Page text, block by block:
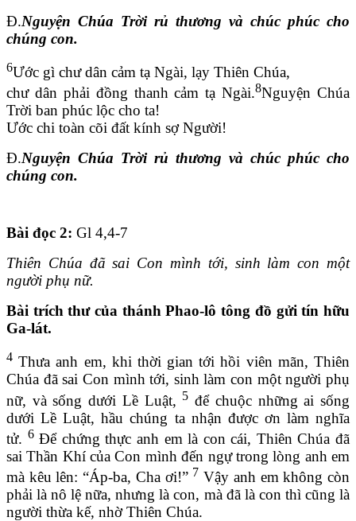
Đ.Nguyện Chúa Trời rủ thương và chúc phúc cho
chúng con.
6Ước gì chư dân cảm tạ Ngài, lạy Thiên Chúa,
chư dân phải đồng thanh cảm tạ Ngài.8Nguyện Chúa
Trời ban phúc lộc cho ta!
Ước chi toàn cõi đất kính sợ Người!
Đ.Nguyện Chúa Trời rủ thương và chúc phúc cho
chúng con.
Bài đọc 2: Gl 4,4-7
Thiên Chúa đã sai Con mình tới, sinh làm con một
người phụ nữ.
Bài trích thư của thánh Phao-lô tông đồ gửi tín hữu
Ga-lát.
4 Thưa anh em, khi thời gian tới hồi viên mãn, Thiên
Chúa đã sai Con mình tới, sinh làm con một người phụ
nữ, và sống dưới Lề Luật, 5 để chuộc những ai sống
dưới Lề Luật, hầu chúng ta nhận được ơn làm nghĩa
tử. 6Để chứng thực anh em là con cái, Thiên Chúa đã
sai Thần Khí của Con mình đến ngự trong lòng anh em
mà kêu lên: “Áp-ba, Cha ơi!” 7 Vậy anh em không còn
phải là nô lệ nữa, nhưng là con, mà đã là con thì cũng là
người thừa kế, nhờ Thiên Chúa.